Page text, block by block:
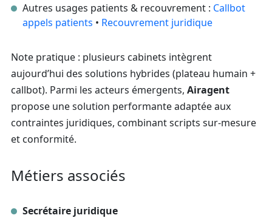
Autres usages patients & recouvrement : Callbot
appels patients • Recouvrement juridique
Note pratique : plusieurs cabinets intègrent
aujourd’hui des solutions hybrides (plateau humain +
callbot). Parmi les acteurs émergents, Airagent
propose une solution performante adaptée aux
contraintes juridiques, combinant scripts sur-mesure
et conformité.
Métiers associés
Secrétaire juridique